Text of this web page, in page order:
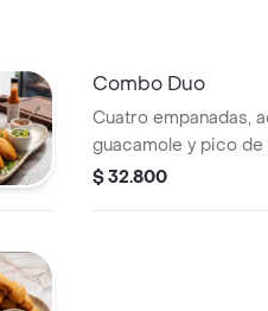
Combo Duo
Cuatro empanadas,
guacamole y pico de
$ 32.800